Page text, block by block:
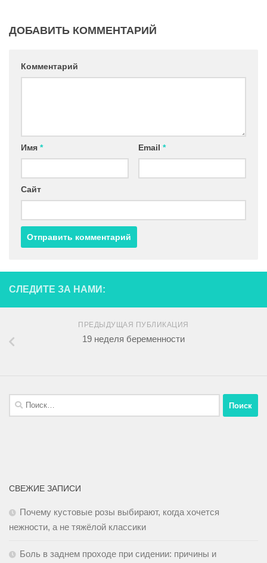
ДОБАВИТЬ КОММЕНТАРИЙ
Комментарий
Имя * Email *
Сайт
СЛЕДИТЕ ЗА НАМИ:
ПРЕДЫДУЩАЯ ПУБЛИКАЦИЯ
19 неделя беременности
СВЕЖИЕ ЗАПИСИ
Почему кустовые розы выбирают, когда хочется
нежности, а не тяжёлой классики
Боль в заднем проходе при сидении: причины и